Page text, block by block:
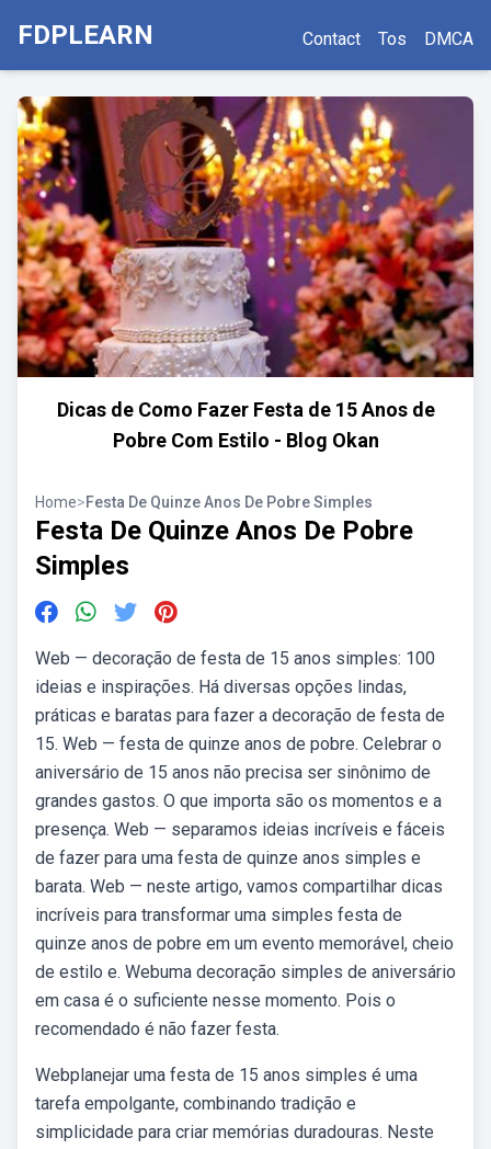
FDPLEARN Contact Tos DMCA
Dicas de Como Fazer Festa de 15 Anos de
Pobre Com Estilo - Blog Okan
Home>Festa De Quinze Anos De Pobre Simples
Festa De Quinze Anos De Pobre
Simples
Web — decoração de festa de 15 anos simples: 100
ideias e inspirações. Há diversas opções lindas,
práticas e baratas para fazer a decoração de festa de
15. Web — festa de quinze anos de pobre. Celebrar o
aniversário de 15 anos não precisa ser sinônimo de
grandes gastos. O que importa são os momentos e a
presença. Web — separamos ideias incríveis e fáceis
de fazer para uma festa de quinze anos simples e
barata. Web — neste artigo, vamos compartilhar dicas
incríveis para transformar uma simples festa de
quinze anos de pobre em um evento memorável, cheio
de estilo e. Webuma decoração simples de aniversário
em casa é o suficiente nesse momento. Pois o
recomendado é não fazer festa.
Webplanejar uma festa de 15 anos simples é uma
tarefa empolgante, combinando tradição e
simplicidade para criar memórias duradouras. Neste